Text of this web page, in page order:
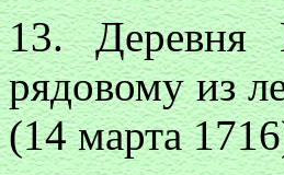
13. Деревня
рядовому из
(14 марта